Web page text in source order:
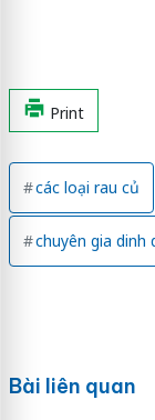
Print
các loại rau củ
chuyên gia dinh
Bài liên quan